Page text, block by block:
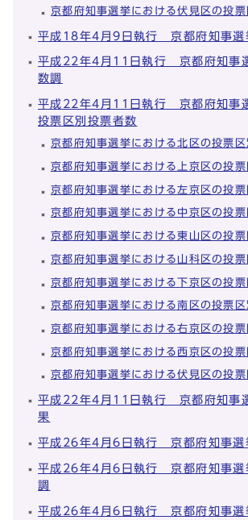
京都府知事選挙における伏見区の投
平成18年4月9日執行 京都府知事
平成22年4月11日執行 京都府知事
数調
平成22年4月11日執行 京都府知事
投票区別投票者数
京都府知事選挙における北区の投票
京都府知事選挙における上京区の投
京都府知事選挙における左京区の投
京都府知事選挙における中京区の投
京都府知事選挙における東山区の投
京都府知事選挙における山科区の投
京都府知事選挙における下京区の投
京都府知事選挙における南区の投票
京都府知事選挙における右京区の投
京都府知事選挙における西京区の投
京都府知事選挙における伏見区の投
平成22年4月11日執行 京都府知事
果
平成26年4月6日執行 京都府知事
平成26年4月6日執行 京都府知事
調
平成26年4月6日執行 京都府知事選